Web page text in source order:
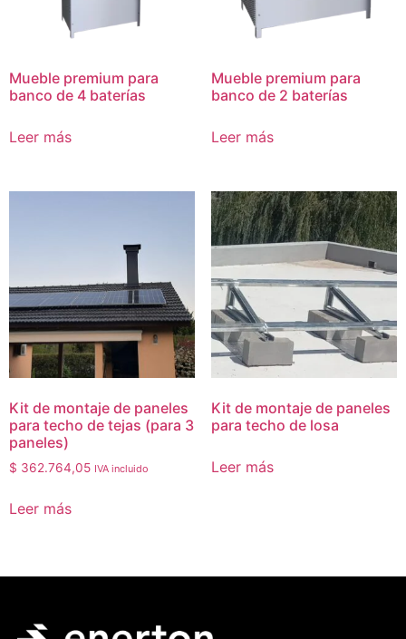
Mueble premium para
banco de 4 baterías
Leer más
Mueble premium para
banco de 2 baterías
Leer más
Kit de montaje de paneles
para techo de tejas (para 3
paneles)
$ 362.764,05 IVA incluido
Leer más
Kit de montaje de paneles
para techo de losa
Leer más